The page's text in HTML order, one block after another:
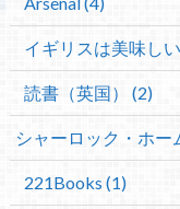
イギリスは美味し
読書（英国） (2)
シャーロック・ホー
221Books (1)